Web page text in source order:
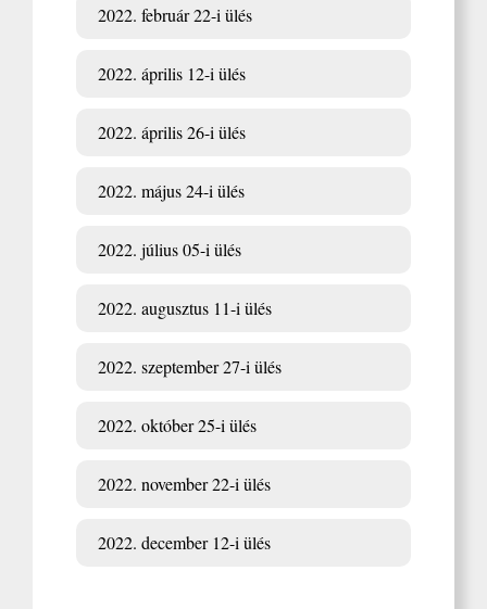
2022. február 22-i ülés
2022. április 12-i ülés
2022. április 26-i ülés
2022. május 24-i ülés
2022. július 05-i ülés
2022. augusztus 11-i ülés
2022. szeptember 27-i ülés
2022. október 25-i ülés
2022. november 22-i ülés
2022. december 12-i ülés